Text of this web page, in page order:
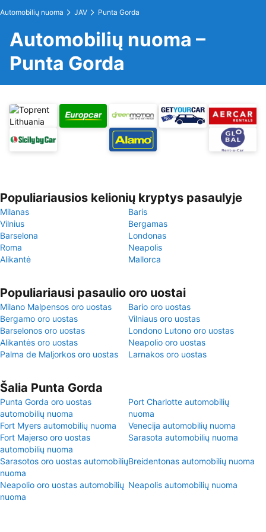
Automobilių nuoma JAV Punta Gorda
Automobilių nuoma –
Punta Gorda
Populiariausios kelionių kryptys pasaulyje
Milanas
Baris
Vilnius
Bergamas
Barselona
Londonas
Roma
Neapolis
Alikantė
Mallorca
Populiariausi pasaulio oro uostai
Milano Malpensos oro uostas
Bario oro uostas
Bergamo oro uostas
Vilniaus oro uostas
Barselonos oro uostas
Londono Lutono oro uostas
Alikantės oro uostas
Neapolio oro uostas
Palma de Maljorkos oro uostas
Larnakos oro uostas
Šalia Punta Gorda
Punta Gorda oro uostas
automobilių nuoma
Port Charlotte automobilių
nuoma
Fort Myers automobilių nuoma
Venecija automobilių nuoma
Fort Majerso oro uostas
automobilių nuoma
Sarasota automobilių nuoma
Sarasotos oro uostas automobilių
nuoma
Breidentonas automobilių nuoma
Neapolio oro uostas automobilių
nuoma
Neapolis automobilių nuoma